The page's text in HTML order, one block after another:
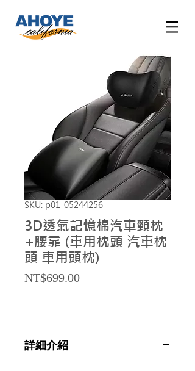
SKU: p01_05244256
3D透氣記憶棉汽車頸枕
+腰靠 (車用枕頭 汽車枕
頭 車用頭枕)
NT$699.00Price
詳細介紹